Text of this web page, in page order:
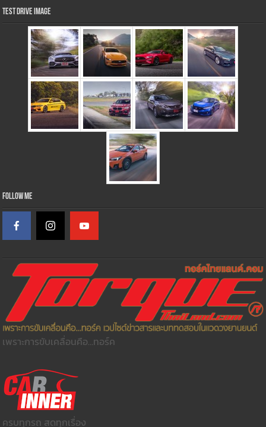
Test Drive Image
Follow Me
เพราะการขับเคลื่อนคือ...ทอร์ค
ครบทุกรถ สดทุกเรื่อง